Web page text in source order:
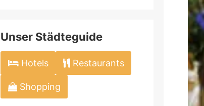
Unser Städteguide
Hotels Restaurants
Shopping